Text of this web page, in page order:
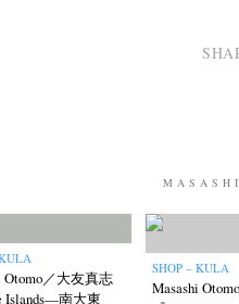
(47) Nana
press (14) Postwar and
(60) Takuro Yoneda
Otomo／大友真志
Islands—南大東
SHOP – KULA
Masashi